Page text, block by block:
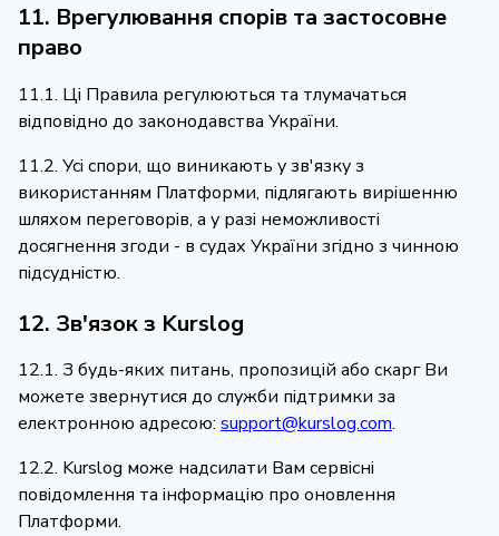
11. Врегулювання спорів та застосовне
право
11.1. Ці Правила регулюються та тлумачаться
відповідно до законодавства України.
11.2. Усі спори, що виникають у зв'язку з
використанням Платформи, підлягають вирішенню
шляхом переговорів, а у разі неможливості
досягнення згоди - в судах України згідно з чинною
підсудністю.
12. Зв'язок з Kurslog
12.1. З будь-яких питань, пропозицій або скарг Ви
можете звернутися до служби підтримки за
електронною адресою: support@kurslog.com.
12.2. Kurslog може надсилати Вам сервісні
повідомлення та інформацію про оновлення
Платформи.